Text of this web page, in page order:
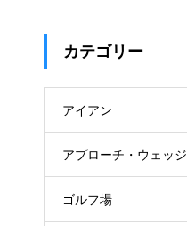
カテゴリー
アイアン
アプローチ・ウェッジ
ゴルフ場